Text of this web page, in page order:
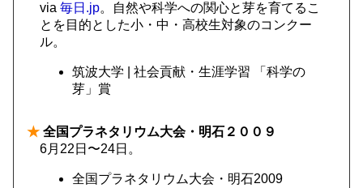
via 毎日.jp。自然や科学への関心と芽を育てるこ
とを目的とした小・中・高校生対象のコンクー
ル。
筑波大学 | 社会貢献・生涯学習 「科学の
芽」賞
★ 全国プラネタリウム大会・明石２００９
6月22日〜24日。
全国プラネタリウム大会・明石2009